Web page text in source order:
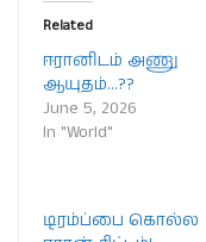
Related
ஈரானிடம் அணு
ஆயுதம்…??
June 5, 2026
In "World"
டிரம்ப்பை கொல்ல